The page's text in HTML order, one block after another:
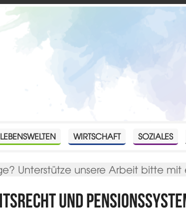
LEBENSWELTEN WIRTSCHAFT SOZIALES
Unterstütze unsere Arbeit bitte
und